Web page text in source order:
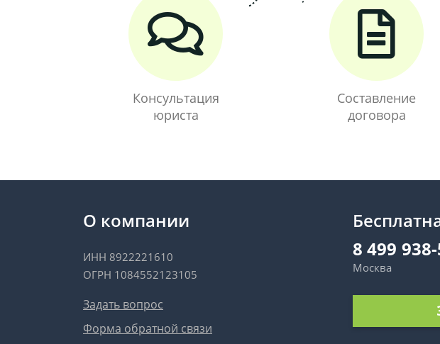
Консультация
юриста
Составление
договора
О компании
ИНН 8922221610
ОГРН 1084552123105
Задать вопрос
Форма обратной связи
8 499
Москва